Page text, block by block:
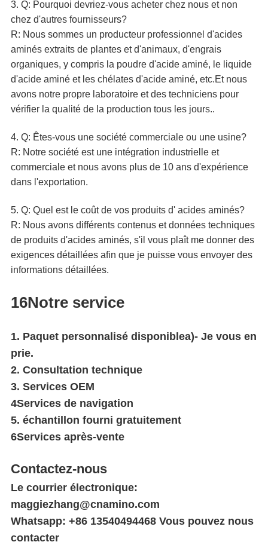
3. Q: Pourquoi devriez-vous acheter chez nous et non
chez d'autres fournisseurs?
R: Nous sommes un producteur professionnel d'acides
aminés extraits de plantes et d'animaux, d'engrais
organiques, y compris la poudre d'acide aminé, le liquide
d'acide aminé et les chélates d'acide aminé, etc.Et nous
avons notre propre laboratoire et des techniciens pour
vérifier la qualité de la production tous les jours..
4. Q: Êtes-vous une société commerciale ou une usine?
R: Notre société est une intégration industrielle et
commerciale et nous avons plus de 10 ans d'expérience
dans l'exportation.
5. Q: Quel est le coût de vos produits d' acides aminés?
R: Nous avons différents contenus et données techniques
de produits d'acides aminés, s'il vous plaît me donner des
exigences détaillées afin que je puisse vous envoyer des
informations détaillées.
16Notre service
1. Paquet personnalisé disponiblea)- Je vous en
prie.
2. Consultation technique
3. Services OEM
4Services de navigation
5. échantillon fourni gratuitement
6Services après-vente
Contactez-nous
Le courrier électronique:
maggiezhang@cnamino.com
Whatsapp: +86 13540494468 Vous pouvez nous
contacter